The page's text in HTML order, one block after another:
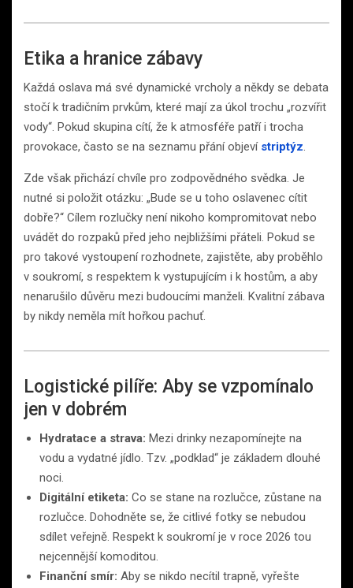
Etika a hranice zábavy
Každá oslava má své dynamické vrcholy a někdy se debata
stočí k tradičním prvkům, které mají za úkol trochu „rozvířit
vody“. Pokud skupina cítí, že k atmosféře patří i trocha
provokace, často se na seznamu přání objeví striptýz.
Zde však přichází chvíle pro zodpovědného svědka. Je
nutné si položit otázku: „Bude se u toho oslavenec cítit
dobře?“ Cílem rozlučky není nikoho kompromitovat nebo
uvádět do rozpaků před jeho nejbližšími přáteli. Pokud se
pro takové vystoupení rozhodnete, zajistěte, aby proběhlo
v soukromí, s respektem k vystupujícím i k hostům, a aby
nenarušilo důvěru mezi budoucími manželi. Kvalitní zábava
by nikdy neměla mít hořkou pachuť.
Logistické pilíře: Aby se vzpomínalo
jen v dobrém
Hydratace a strava: Mezi drinky nezapomínejte na
vodu a vydatné jídlo. Tzv. „podklad“ je základem dlouhé
noci.
Digitální etiketa: Co se stane na rozlučce, zůstane na
rozlučce. Dohodněte se, že citlivé fotky se nebudou
sdílet veřejně. Respekt k soukromí je v roce 2026 tou
nejcennější komoditou.
Finanční smír: Aby se nikdo necítil trapně, vyřešte